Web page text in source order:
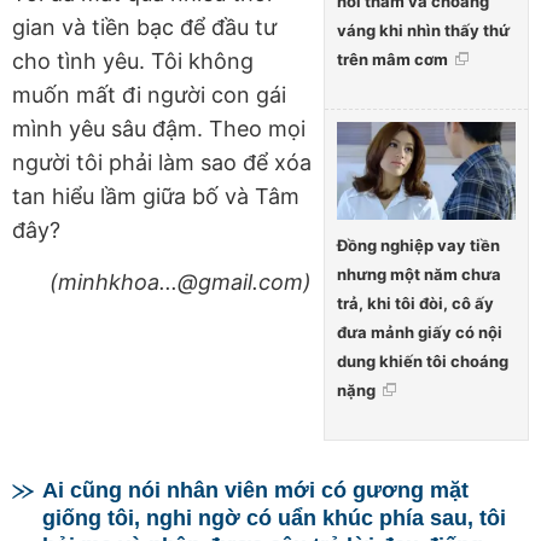
váng khi nhìn thấy thứ
trên mâm cơm
Đồng nghiệp vay tiền
nhưng một năm chưa
trả, khi tôi đòi, cô ấy
đưa mảnh giấy có nội
dung khiến tôi choáng
nặng
gian và tiền bạc để đầu tư
cho tình yêu. Tôi không
muốn mất đi người con gái
mình yêu sâu đậm. Theo mọi
người tôi phải làm sao để xóa
tan hiểu lầm giữa bố và Tâm
đây?
(minhkhoa...@gmail.com)
Ai cũng nói nhân viên mới có gương mặt
giống tôi, nghi ngờ có uẩn khúc phía sau, tôi